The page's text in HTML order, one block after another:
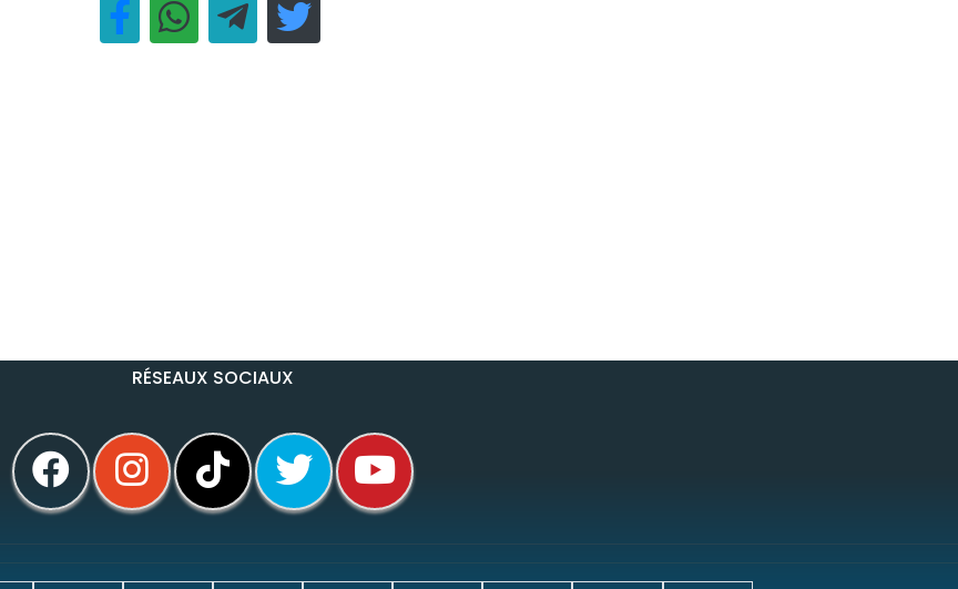
RÉSEAUX SOCIAUX